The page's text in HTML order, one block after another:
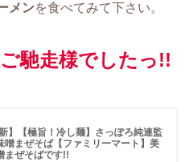
メンを食べてみて下さい。
馳走様でしたっ!!
】【極旨！冷し麺】さっぽろ純連監
まぜそば【ファミリーマート】美
まぜそばです!!